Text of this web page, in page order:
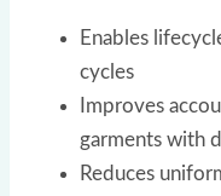
Enables
cycles
Improves
garments with
Reduces